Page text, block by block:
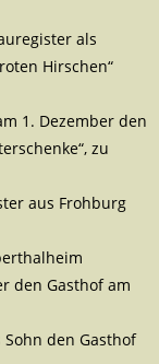
als
Hirschen“
1. Dezember den
zu
aus Frohburg
den Gasthof am
den Gasthof